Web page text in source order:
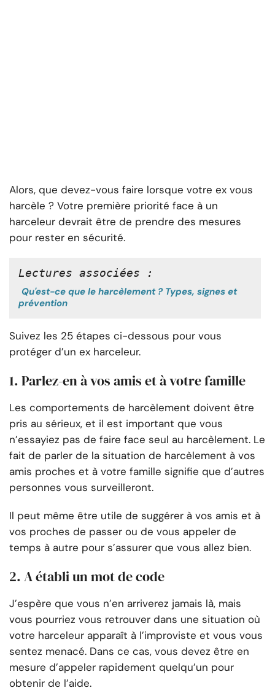
Alors, que devez-vous faire lorsque votre ex vous
harcèle ? Votre première priorité face à un
harceleur devrait être de prendre des mesures
pour rester en sécurité.
Lectures associées :
Qu'est-ce que le harcèlement ? Types, signes et
prévention
Suivez les 25 étapes ci-dessous pour vous
protéger d’un ex harceleur.
1. Parlez-en à vos amis et à votre famille
Les comportements de harcèlement doivent être
pris au sérieux, et il est important que vous
n’essayiez pas de faire face seul au harcèlement. Le
fait de parler de la situation de harcèlement à vos
amis proches et à votre famille signifie que d’autres
personnes vous surveilleront.
Il peut même être utile de suggérer à vos amis et à
vos proches de passer ou de vous appeler de
temps à autre pour s’assurer que vous allez bien.
2. A établi un mot de code
J’espère que vous n’en arriverez jamais là, mais
vous pourriez vous retrouver dans une situation où
votre harceleur apparaît à l’improviste et vous vous
sentez menacé. Dans ce cas, vous devez être en
mesure d’appeler rapidement quelqu’un pour
obtenir de l’aide.